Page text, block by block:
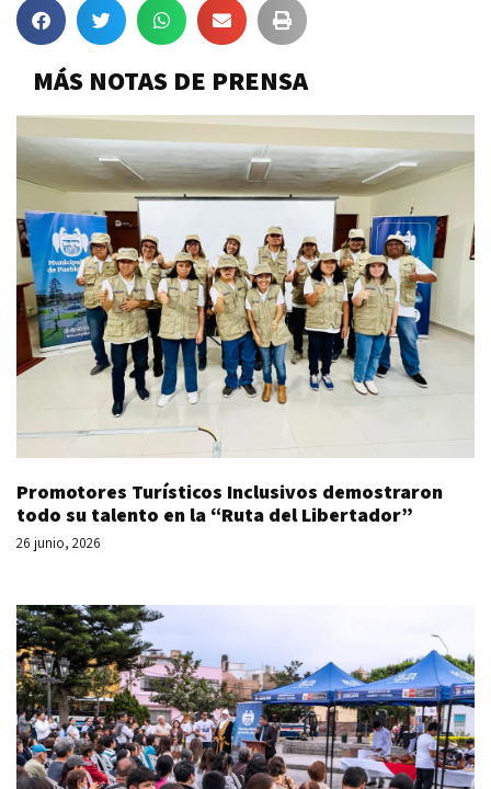
MÁS NOTAS DE PRENSA
Promotores Turísticos Inclusivos demostraron
todo su talento en la “Ruta del Libertador”
26 junio, 2026